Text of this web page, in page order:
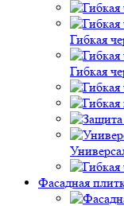
Гибкая
Гибкая
Фасадная